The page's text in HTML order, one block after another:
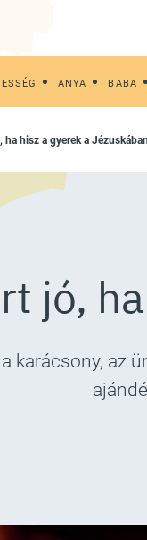
ANYA BABA
ha hisz a gyerek a
jó,
karácsony, az